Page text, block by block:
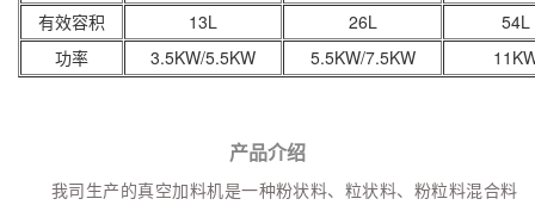
有效容积
13L 26L
54L
功率
3.5KW/5.5KW 5.5KW/7.5KW
产品介绍
我司生产的真空加料机是一种粉状料、粒状料、粉粒料混合料